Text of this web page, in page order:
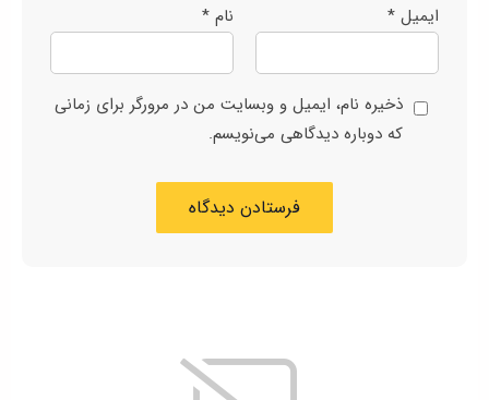
نام * ایمیل *
ذخیره نام، ایمیل و وبسایت من در مرورگر برای زمانی
که دوباره دیدگاهی می‌نویسم.